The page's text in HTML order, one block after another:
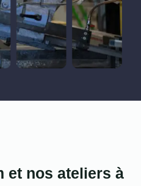
et nos ateliers à